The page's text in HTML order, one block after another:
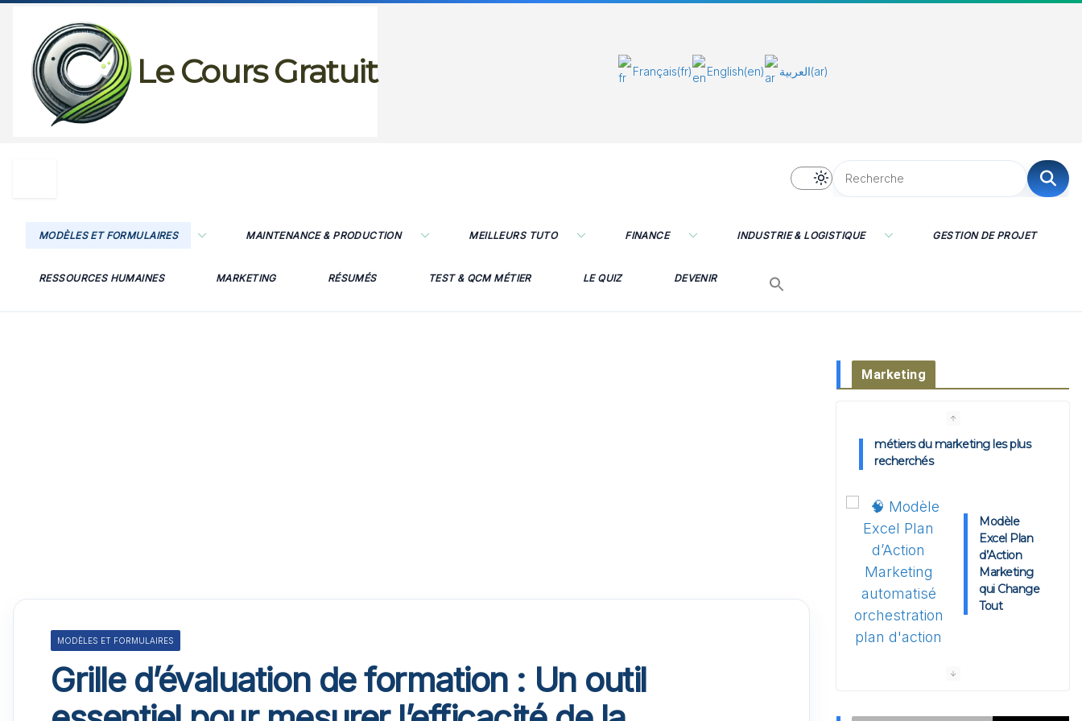
contenu
Le Cours Gratuit Français(fr) English(en) العربية(ar)
MODÈLES ET FORMULAIRES MAINTENANCE & PRODUCTION MEILLEURS TUTO FINANCE INDUSTRIE & LOGISTIQUE GESTION DE PROJET
RESSOURCES HUMAINES MARKETING RÉSUMÉS TEST & QCM MÉTIER LE QUIZ DEVENIR
MODÈLES ET FORMULAIRES
Grille d’évaluation de formation : Un outil
Marketing
Marketing
qui Change
Tout
🍽️ Le Plan Marketing KPI-
Driven pour Restaurant : Modèle
Excel